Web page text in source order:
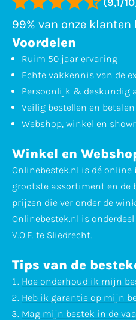
99% van onze klanten
Voordelen
Ruim 50 jaar ervaring
Echte vakkennis van de
Persoonlijk & deskundig
Veilig bestellen en betalen
Webshop, winkel en
Winkel en
Onlinebestek.nl is dé
grootste assortiment en de
prijzen die ver onder de
Onlinebestek.nl is
V.O.F. te Sliedrecht.
Tips van de
Hoe onderhoud ik mijn
Heb ik garantie op mijn
Mag mijn bestek in de